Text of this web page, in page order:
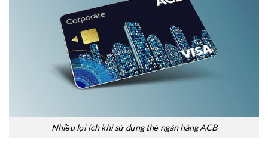
Nhiều lợi ích khi sử dụng thẻ ngân hàng ACB